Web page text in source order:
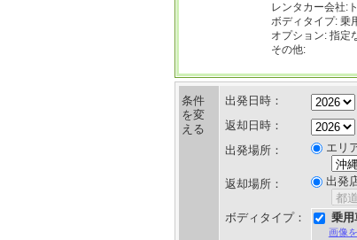
レンタカー会社:
ボディタイプ: 乗
オプション: 指定
その他:
条件
を変
える
出発日時：
返却日時：
出発場所：
エリ
返却場所： 出発
ボディタイプ： 乗用
画像